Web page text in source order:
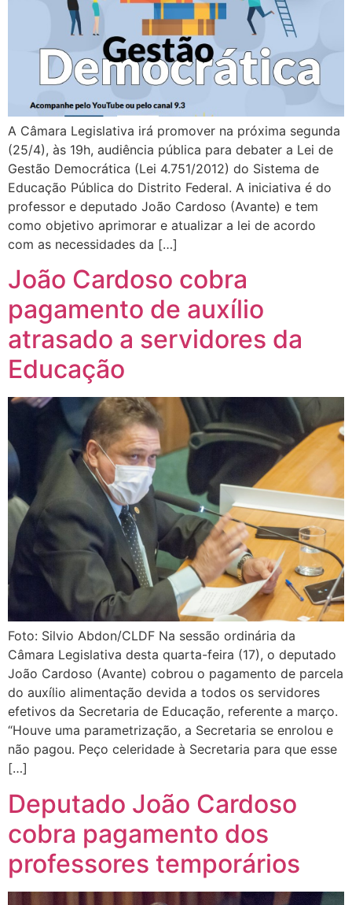
A Câmara Legislativa irá promover na próxima segunda
(25/4), às 19h, audiência pública para debater a Lei de
Gestão Democrática (Lei 4.751/2012) do Sistema de
Educação Pública do Distrito Federal. A iniciativa é do
professor e deputado João Cardoso (Avante) e tem
como objetivo aprimorar e atualizar a lei de acordo
com as necessidades da […]
João Cardoso cobra
pagamento de auxílio
atrasado a servidores da
Educação
Foto: Silvio Abdon/CLDF Na sessão ordinária da
Câmara Legislativa desta quarta-feira (17), o deputado
João Cardoso (Avante) cobrou o pagamento de parcela
do auxílio alimentação devida a todos os servidores
efetivos da Secretaria de Educação, referente a março.
“Houve uma parametrização, a Secretaria se enrolou e
não pagou. Peço celeridade à Secretaria para que esse
[…]
Deputado João Cardoso
cobra pagamento dos
professores temporários